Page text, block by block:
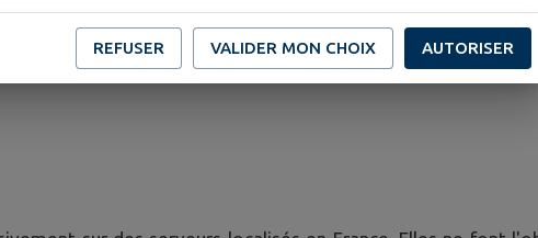
à des fins commerciales.
REFUSER VALIDER MON CHOIX AUTORISER